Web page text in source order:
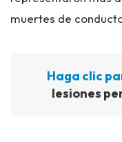
muertes de
Haga clic
lesiones